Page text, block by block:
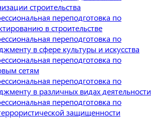
строительства
переподготовка по
в строительстве
переподготовка по
в сфере культуры и искусства
переподготовка по
сетям
переподготовка по
в различных видах деятельности
переподготовка по
защищенности